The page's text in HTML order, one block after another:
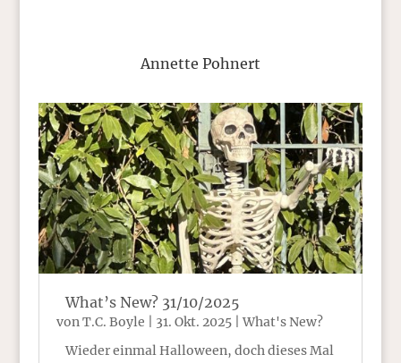
Annette Pohnert
What’s New? 31/10/2025
von T.C. Boyle 31. Okt. 2025|What's New?
Wieder einmal Halloween, doch dieses Mal